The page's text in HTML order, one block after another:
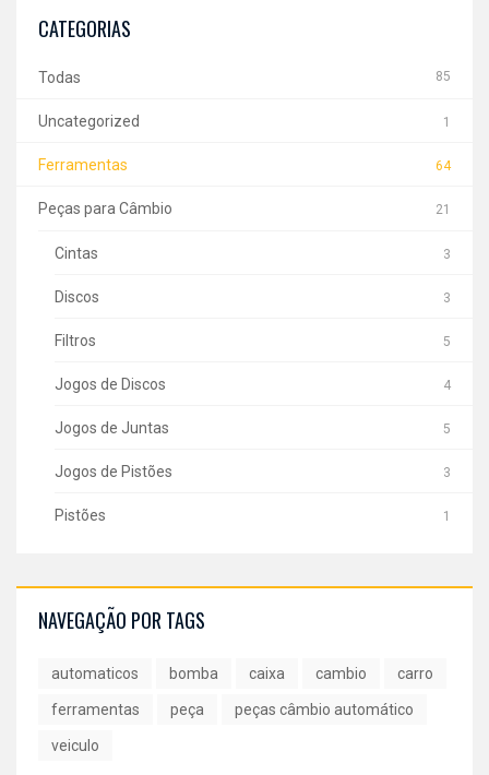
CATEGORIAS
Todas 85
Uncategorized 1
Ferramentas 64
Peças para Câmbio 21
Cintas 3
Discos 3
Filtros 5
Jogos de Discos 4
Jogos de Juntas 5
Jogos de Pistões 3
Pistões 1
NAVEGAÇÃO POR TAGS
automaticos bomba caixa cambio carro
ferramentas peça peças câmbio automático
veiculo